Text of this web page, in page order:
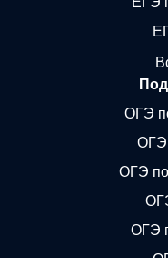
ОГЭ
ОГЭ
ОГЭ
ОГЭ